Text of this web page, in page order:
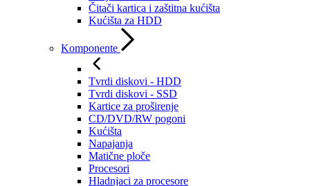
Čitači kartica i zaštitna kućišta
Kućišta za HDD
Komponente
Tvrdi diskovi - HDD
Tvrdi diskovi - SSD
Kartice za proširenje
CD/DVD/RW pogoni
Kućišta
Napajanja
Matične ploče
Procesori
Hladnjaci za procesore